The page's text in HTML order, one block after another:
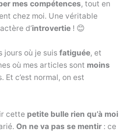
mes compétences, tout en
chez moi. Une véritable
d’introvertie! 😊
jours où je suis fatiguée, et
où mes articles sont moins
Et c’est normal, on est
cette petite bulle rien qu’à moi
On ne va pas se mentir: ce